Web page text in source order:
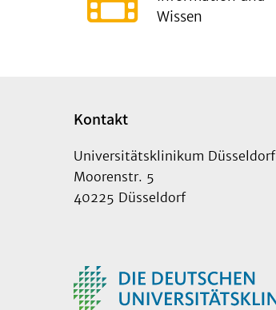
Wissen
Kontakt
Universitätsklinikum Düsseldorf
Moorenstr. 5
40225 Düsseldorf